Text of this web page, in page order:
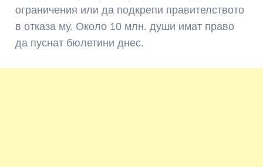
ограничения или да подкрепи правителството
в отказа му. Около 10 млн. души имат право
да пуснат бюлетини днес.